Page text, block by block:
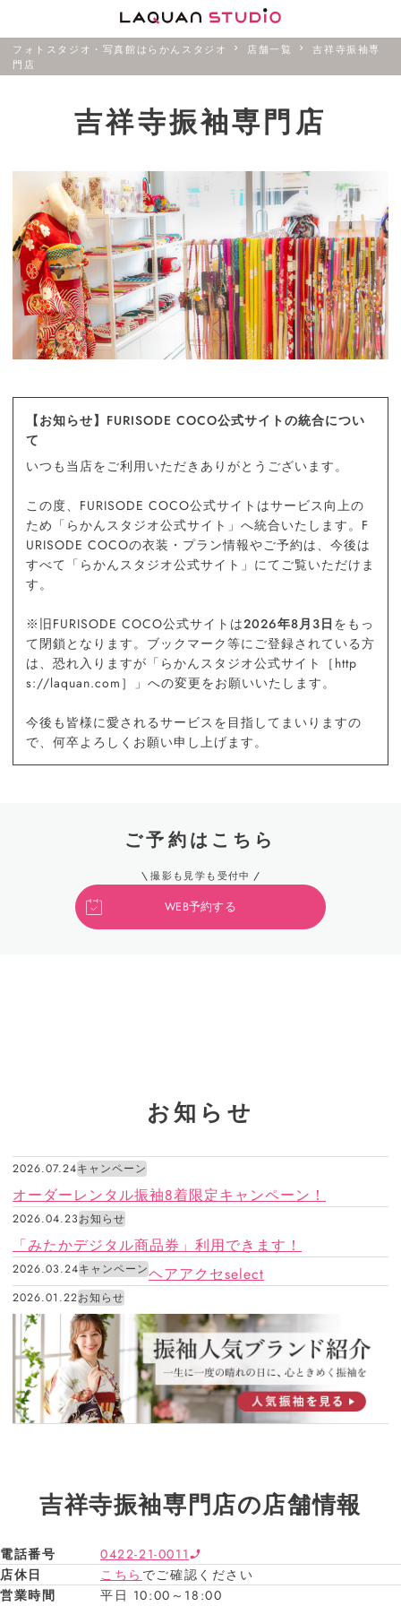
フォトスタジオ・写真館はらかんスタジオ 店舗一覧
吉祥寺振袖専
門店
吉祥寺振袖専門店
【お知らせ】FURISODE COCO公式サイトの統合につい
て
いつも当店をご利用いただきありがとうございます。
この度、FURISODE COCO公式サイトはサービス向上の
ため「らかんスタジオ公式サイト」へ統合いたします。F
URISODE COCOの衣装・プラン情報やご予約は、今後は
すべて「らかんスタジオ公式サイト」にてご覧いただけま
す。
※旧FURISODE COCO公式サイトは2026年8月3日 をもっ
て閉鎖となります。ブックマーク等にご登録されている方
は、恐れ入りますが「らかんスタジオ公式サイト［http
s://laquan.com］」への変更をお願いいたします。
今後も皆様に愛されるサービスを目指してまいりますの
で、何卒よろしくお願い申し上げます。
ご予約はこちら
撮影も見学も受付中
WEB予約する
お知らせ
2026.07.24キャンペーン
オーダーレンタル振袖8着限定キャンペーン！
2026.04.23お知らせ
「みたかデジタル商品券」利用できます！
2026.03.24キャンペーンヘアアクセselect
2026.01.22お知らせ
吉祥寺振袖専門店の店舗情報
電話番号
0422-21-0011
店休日
こちら でご確認ください
営業時間
平日 10:00～18:00